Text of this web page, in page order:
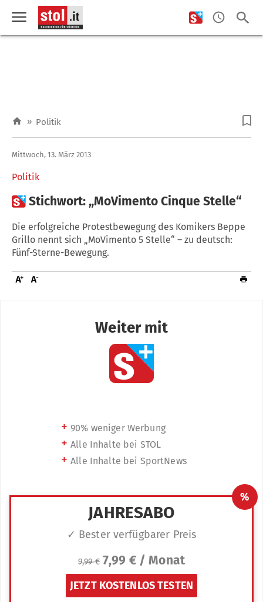
» Politik
Politik
Mittwoch, 13. März 2013
Stichwort: „MoVimento Cinque Stelle“
Die erfolgreiche Protestbewegung des Komikers Beppe
Grillo nennt sich „MoVimento 5 Stelle“ – zu deutsch:
Fünf-Sterne-Bewegung.